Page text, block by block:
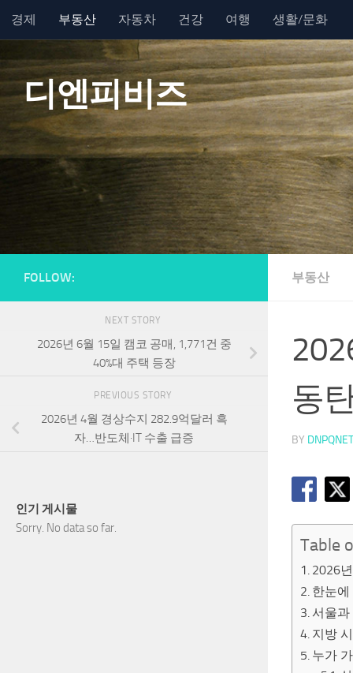
Skip to content
경제 부동산 자동차 건강 여행 생활/문화
디엔피비즈
부동산
동
BY DNPQNET
Table
2026
한눈
서울
지방
누가
FOLLOW:
NEXT STORY
2026년 6월 15일 캠코 공매, 1,771건 중
40%대 주택 등장
PREVIOUS STORY
2026년 4월 경상수지 282.9억달러 흑
자…반도체·IT 수출 급증
인기 게시물
Sorry. No data so far.